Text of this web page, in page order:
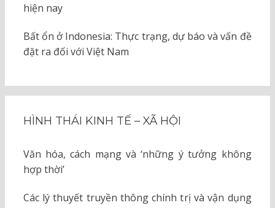
hiện nay
Bất ổn ở Indonesia: Thực trạng, dự báo và vấn đề
đặt ra đối với Việt Nam
HÌNH THÁI KINH TẾ – XÃ HỘI
Văn hóa, cách mạng và ‘những ý tưởng không
hợp thời’
Các lý thuyết truyền thông chính trị và vận dụng